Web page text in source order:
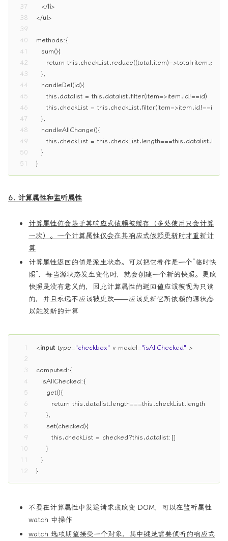
37
38
39
40
41
42
43
44
45
46
47
48
49
50
51
</li>
</ul>
methods:{
  sum(){
return
  },
  handleDel(id){
    this.datalist = this.datalist.filter(item=>item.id!==id)
    this.checkList = this.checkList.filter(item=>item.id!==id)
  },
  handleAllChange(){
this.checkList =
  }
}
6. 计算属性和监听属性
计算属性值会基于其响应式依赖被缓存（多处使用只会计算
一次）。一个计算属性仅会在其响应式依赖更新时才重新计
算
计算属性返回的值是派生状态。可以把它看作是一个“临时快
照”，每当源状态发生变化时，就会创建一个新的快照。更改
快照是没有意义的，因此计算属性的返回值应该被视为只读
的，并且永远不应该被更改——应该更新它所依赖的源状态
以触发新的计算
1
2
3
4
5
6
7
8
9
10
11
12
<input type="checkbox" v-model="isAllChecked" >
computed:{
  isAllChecked:{
    get(){
      return this.datalist.length===this.checkList.length
    },
    set(checked){
      this.checkList = checked?this.datalist:[]
    }
  }
}
不要在计算属性中发送请求或改变 DOM，可以在监听属性
watch 中操作
watch 选项期望接受一个对象，其中键是需要侦听的响应式